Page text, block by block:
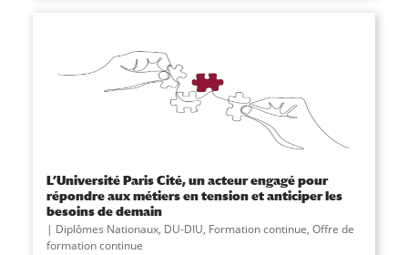
L’Université Paris Cité, un acteur engagé pour
répondre aux métiers en tension et anticiper les
besoins de demain
Diplômes Nationaux, DU-DIU, Formation continue, Offre de
formation continue